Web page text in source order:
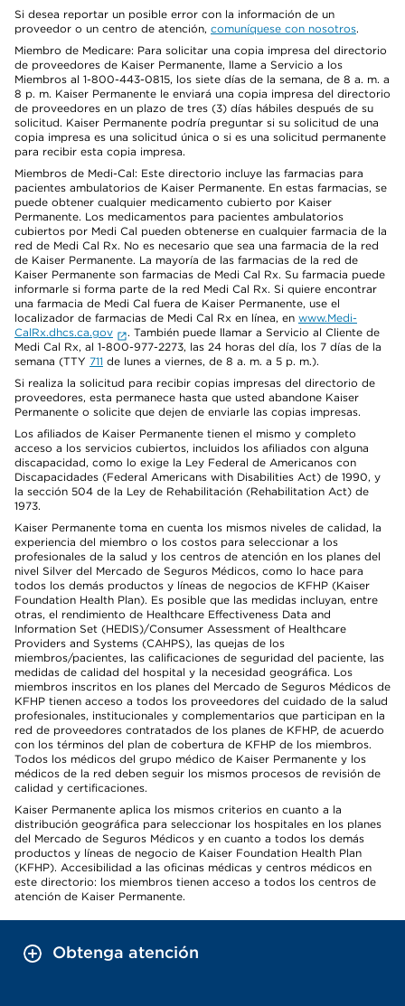
Si desea reportar un posible error con la información de un
proveedor o un centro de atención, comuníquese con nosotros.
Miembro de Medicare: Para solicitar una copia impresa del directorio
de proveedores de Kaiser Permanente, llame a Servicio a los
Miembros al 1-800-443-0815, los siete días de la semana, de 8 a. m. a
8 p. m. Kaiser Permanente le enviará una copia impresa del directorio
de proveedores en un plazo de tres (3) días hábiles después de su
solicitud. Kaiser Permanente podría preguntar si su solicitud de una
copia impresa es una solicitud única o si es una solicitud permanente
para recibir esta copia impresa.
Miembros de Medi-Cal: Este directorio incluye las farmacias para
pacientes ambulatorios de Kaiser Permanente. En estas farmacias, se
puede obtener cualquier medicamento cubierto por Kaiser
Permanente. Los medicamentos para pacientes ambulatorios
cubiertos por Medi Cal pueden obtenerse en cualquier farmacia de la
red de Medi Cal Rx. No es necesario que sea una farmacia de la red
de Kaiser Permanente. La mayoría de las farmacias de la red de
Kaiser Permanente son farmacias de Medi Cal Rx. Su farmacia puede
informarle si forma parte de la red Medi Cal Rx. Si quiere encontrar
una farmacia de Medi Cal fuera de Kaiser Permanente, use el
localizador de farmacias de Medi Cal Rx en línea, en www.Medi-
CalRx.dhcs.ca.gov
. También puede llamar a Servicio al Cliente de
Medi Cal Rx, al 1-800-977-2273, las 24 horas del día, los 7 días de la
semana (TTY 711 de lunes a viernes, de 8 a. m. a 5 p. m.).
Si realiza la solicitud para recibir copias impresas del directorio de
proveedores, esta permanece hasta que usted abandone Kaiser
Permanente o solicite que dejen de enviarle las copias impresas.
Los afiliados de Kaiser Permanente tienen el mismo y completo
acceso a los servicios cubiertos, incluidos los afiliados con alguna
discapacidad, como lo exige la Ley Federal de Americanos con
Discapacidades (Federal Americans with Disabilities Act) de 1990, y
la sección 504 de la Ley de Rehabilitación (Rehabilitation Act) de
1973.
Kaiser Permanente toma en cuenta los mismos niveles de calidad, la
experiencia del miembro o los costos para seleccionar a los
profesionales de la salud y los centros de atención en los planes del
nivel Silver del Mercado de Seguros Médicos, como lo hace para
todos los demás productos y líneas de negocios de KFHP (Kaiser
Foundation Health Plan). Es posible que las medidas incluyan, entre
otras, el rendimiento de Healthcare Effectiveness Data and
Information Set (HEDIS)/Consumer Assessment of Healthcare
Providers and Systems (CAHPS), las quejas de los
miembros/pacientes, las calificaciones de seguridad del paciente, las
medidas de calidad del hospital y la necesidad geográfica. Los
miembros inscritos en los planes del Mercado de Seguros Médicos de
KFHP tienen acceso a todos los proveedores del cuidado de la salud
profesionales, institucionales y complementarios que participan en la
red de proveedores contratados de los planes de KFHP, de acuerdo
con los términos del plan de cobertura de KFHP de los miembros.
Todos los médicos del grupo médico de Kaiser Permanente y los
médicos de la red deben seguir los mismos procesos de revisión de
calidad y certificaciones.
Kaiser Permanente aplica los mismos criterios en cuanto a la
distribución geográfica para seleccionar los hospitales en los planes
del Mercado de Seguros Médicos y en cuanto a todos los demás
productos y líneas de negocio de Kaiser Foundation Health Plan
(KFHP). Accesibilidad a las oficinas médicas y centros médicos en
este directorio: los miembros tienen acceso a todos los centros de
atención de Kaiser Permanente.
Obtenga atención